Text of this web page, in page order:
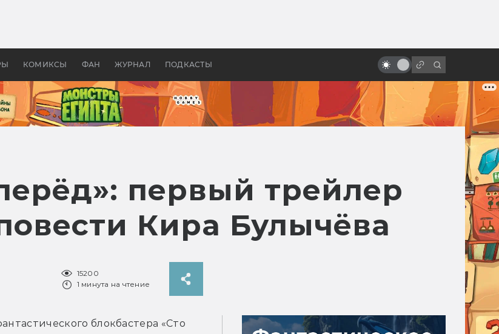
КОМИКСЫ ФАН ЖУРНАЛ ПОДКАСТЫ
колец»
Древней Грецией
мультфильма про зелёного огра
первый трейлер
Кира Булычёва
15200
1 минута на чтение
блокбастера «Сто